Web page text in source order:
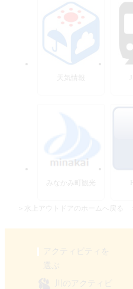
天気情報
みなかみ町観光
＞水上アウトドアのホームへ戻る
アクティビティを
選ぶ
川のアクティビ